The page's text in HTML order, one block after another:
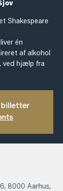
Shakespeare
én
af alkohol
ved hjælp fra
billetter
8000 Aarhus,